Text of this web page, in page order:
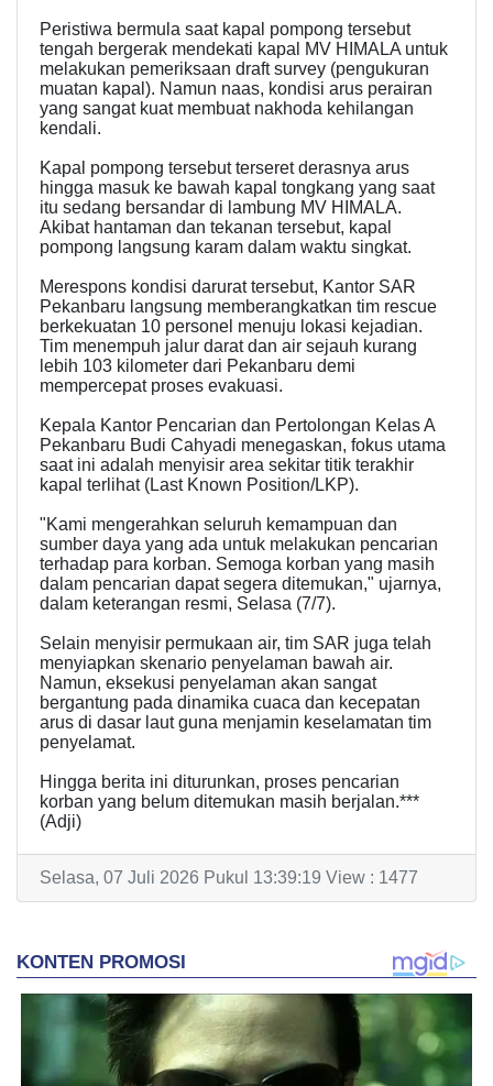
​Peristiwa bermula saat kapal pompong tersebut
tengah bergerak mendekati kapal MV HIMALA untuk
melakukan pemeriksaan draft survey (pengukuran
muatan kapal). Namun naas, kondisi arus perairan
yang sangat kuat membuat nakhoda kehilangan
kendali.
​Kapal pompong tersebut terseret derasnya arus
hingga masuk ke bawah kapal tongkang yang saat
itu sedang bersandar di lambung MV HIMALA.
Akibat hantaman dan tekanan tersebut, kapal
pompong langsung karam dalam waktu singkat.
​Merespons kondisi darurat tersebut, Kantor SAR
Pekanbaru langsung memberangkatkan tim rescue
berkekuatan 10 personel menuju lokasi kejadian.
Tim menempuh jalur darat dan air sejauh kurang
lebih 103 kilometer dari Pekanbaru demi
mempercepat proses evakuasi.
​Kepala Kantor Pencarian dan Pertolongan Kelas A
Pekanbaru Budi Cahyadi menegaskan, fokus utama
saat ini adalah menyisir area sekitar titik terakhir
kapal terlihat (Last Known Position/LKP).
​"Kami mengerahkan seluruh kemampuan dan
sumber daya yang ada untuk melakukan pencarian
terhadap para korban. Semoga korban yang masih
dalam pencarian dapat segera ditemukan," ujarnya,
dalam keterangan resmi, Selasa (7/7).
​Selain menyisir permukaan air, tim SAR juga telah
menyiapkan skenario penyelaman bawah air.
Namun, eksekusi penyelaman akan sangat
bergantung pada dinamika cuaca dan kecepatan
arus di dasar laut guna menjamin keselamatan tim
penyelamat.
​Hingga berita ini diturunkan, proses pencarian
korban yang belum ditemukan masih berjalan.***
(Adji)
Selasa, 07 Juli 2026 Pukul 13:39:19 View : 1477